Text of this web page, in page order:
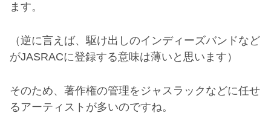
ます。
（逆に言えば、駆け出しのインディーズバンドなど
がJASRACに登録する意味は薄いと思います）
そのため、著作権の管理をジャスラックなどに任せ
るアーティストが多いのですね。